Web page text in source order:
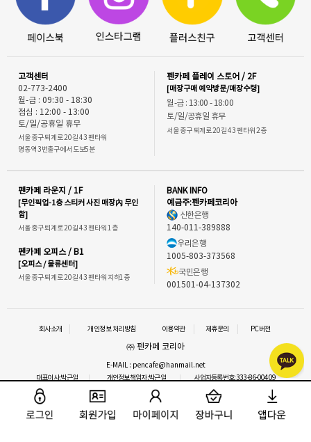
고객센터
02-773-2400
월-금 : 09:30 - 18:30
점심 : 12:00 - 13:00
토/일/공휴일 휴무
서울 중구 퇴계로 20길 43 펜타워
명동역 3번출구에서 도보5분
펜카페 플레이 스토어 / 2F
[매장구매 예약방문/매장수령]
월-금 : 13:00 - 18:00
토/일/공휴일 휴무
서울 중구 퇴계로 20길 43 펜타워 2층
펜카페 라운지 / 1F
[무인픽업-1층 스티커 사진 매장內 무인
함]
서울 중구 퇴계로 20길 43 펜타워 1층
펜카페 오피스 / B1
[오피스 / 물류센터]
서울 중구 퇴계로 20길 43 펜타워 지하1층
BANK INFO
예금주:펜카페코리아
신한은행
140-011-389888
우리은행
1005-803-373568
국민은행
001501-04-137302
회사소개 개인정보 처리방침 이용약관 제휴문의 PC버전
㈜ 펜카페 코리아
E-MAIL : pencafe@hanmail.net
대표이사:박근일
개인정보책임자:박근일
사업자등록번호:333-86-00409
통신판매업신고 : 2016-서울중구-1292
사업자정보확인 이메일 문의